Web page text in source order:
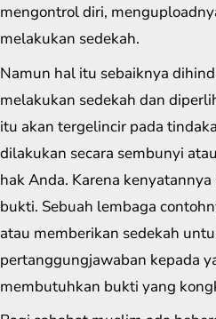
mengontrol diri,
melakukan sedekah.
Namun hal itu sebaiknya
melakukan sedekah dan
itu akan tergelincir pada
dilakukan secara sembunyi
hak Anda. Karena
bukti. Sebuah lembaga
atau memberikan sedekah
pertanggungjawaban kepada
membutuhkan bukti yang